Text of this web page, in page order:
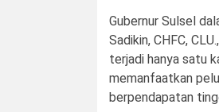
Gubernur Sulsel
Sadikin, CHFC,
terjadi hanya satu
memanfaatkan
berpendapatan